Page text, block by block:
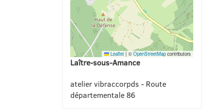
Leaflet | ©OpenStreetMap contributors
Laître-sous-Amance
atelier vibraccorpds - Route
départementale 86